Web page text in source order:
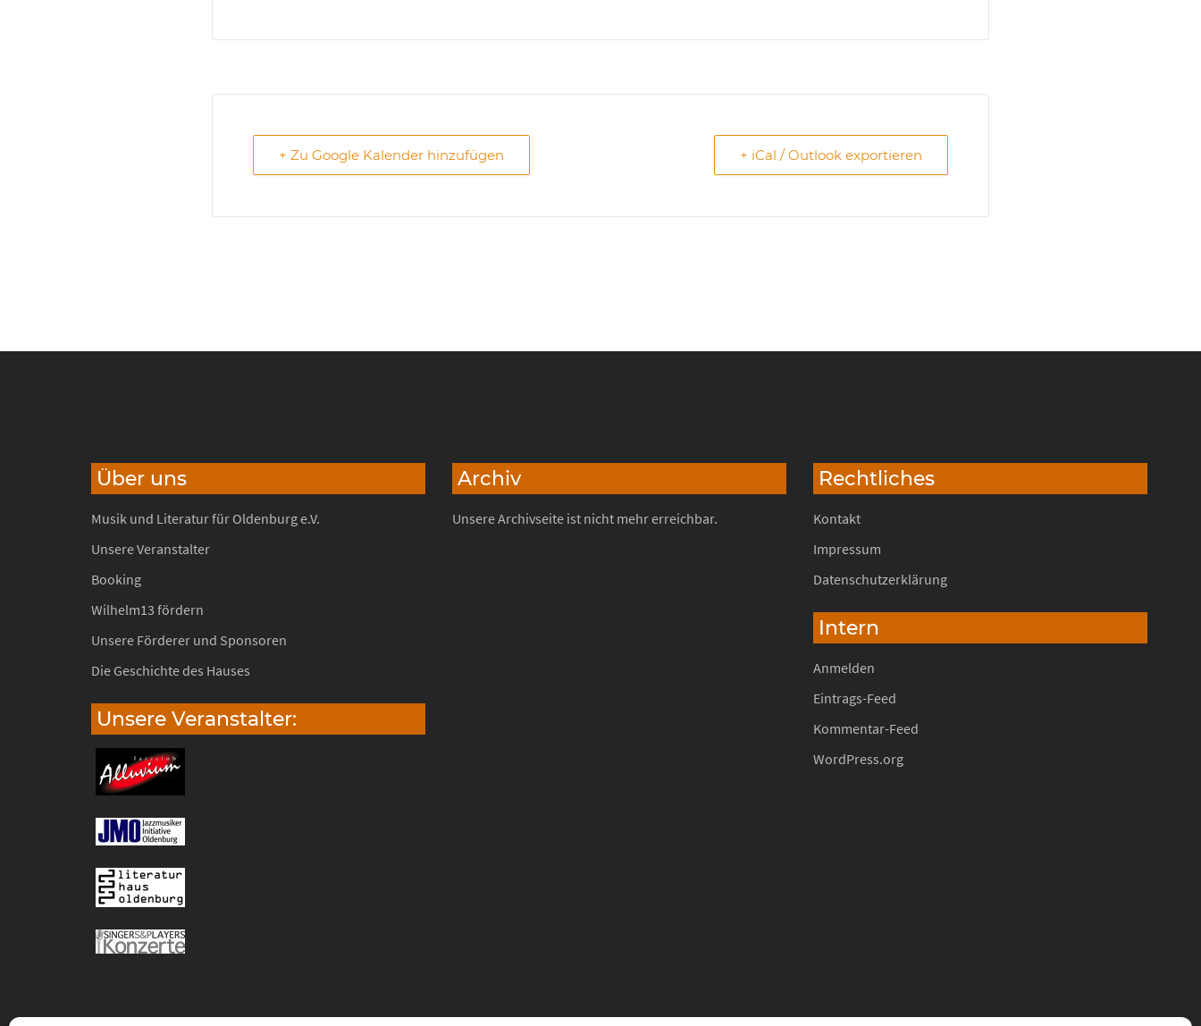
+ Zu Google Kalender hinzufügen + iCal / Outlook exportieren
Über uns
Musik und Literatur für Oldenburg e.V.
Unsere Veranstalter
Booking
Wilhelm13 fördern
Unsere Förderer und Sponsoren
Die Geschichte des Hauses
Unsere Veranstalter:
Archiv
Unsere Archivseite ist nicht mehr erreichbar.
Rechtliches
Kontakt
Impressum
Datenschutzerklärung
Intern
Anmelden
Eintrags-Feed
Kommentar-Feed
WordPress.org